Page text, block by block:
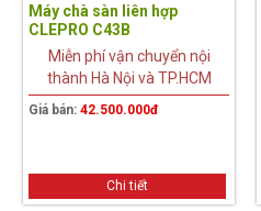
Máy chà sàn liên hợp
CLEPRO C43B
Miễn phí vận chuyển nội
thành Hà Nội và TP.HCM
Giá bán:42.500.000đ
Chi tiết